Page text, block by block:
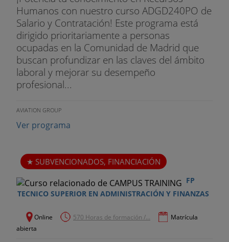
• Posicionamiento. Estrategia de Canal.
• Internacionalización. Recursos clave, -
Outsourcing, Pricing, Financiación en la Bolsa.
• Crecimiento inorgánico. M & A.
Finanzas para Emprendedores
• Modelo financiero.
• Planificación. Modelización de hipótesis
• Ampliaciones de capital.
• Valoración de empresas.
Las TIC en una Start-up
• Las tecnologías necesarias
Humanos con nuestro curso ADGD240PO de
Salario y Contratación! Este programa está
dirigido prioritariamente a personas
ocupadas en la Comunidad de Madrid que
buscan profundizar en las claves del ámbito
laboral y mejorar su desempeño
profesional...
AVIATION GROUP
Ver programa
SUBVENCIONADOS, FINANCIACIÓN
FP
TECNICO SUPERIOR EN ADMINISTRACIÓN Y FINANZAS
Online 570 Horas de formación /...
Matrícula
abierta